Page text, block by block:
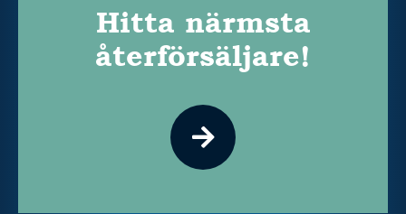
Hitta närmsta
återförsäljare!